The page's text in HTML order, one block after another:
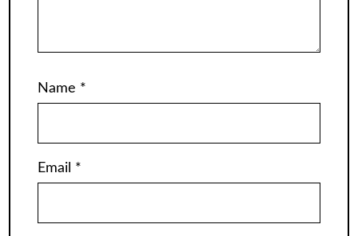
Name *
Email *